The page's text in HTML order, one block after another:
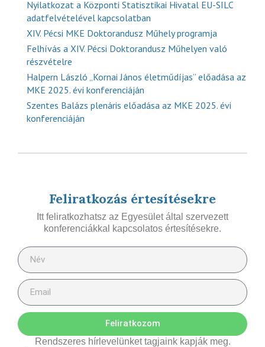
Nyilatkozat a Központi Statisztikai Hivatal EU-SILC
adatfelvételével kapcsolatban
XIV. Pécsi MKE Doktorandusz Műhely programja
Felhívás a XIV. Pécsi Doktorandusz Műhelyen való
részvételre
Halpern László „Kornai János életműdíjas” előadása az
MKE 2025. évi konferenciáján
Szentes Balázs plenáris előadása az MKE 2025. évi
konferenciáján
Feliratkozás értesítésekre
Itt feliratkozhatsz az Egyesület által szervezett
konferenciákkal kapcsolatos értesítésekre.
Feliratkozom
Rendszeres hírlevelünket tagjaink kapják meg.